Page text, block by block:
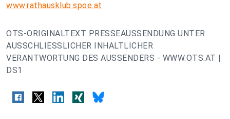
www.rathausklub.spoe.at
OTS-ORIGINALTEXT PRESSEAUSSENDUNG UNTER
AUSSCHLIESSLICHER INHALTLICHER
VERANTWORTUNG DES AUSSENDERS - WWW.OTS.AT |
DS1